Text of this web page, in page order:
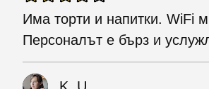
Има торти и напитки. WiFi
Персоналът е бърз и